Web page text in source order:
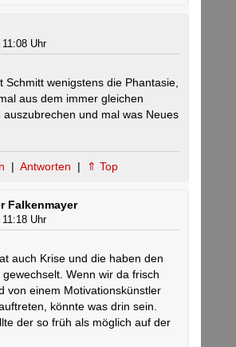
Uhr
Schmitt wenigstens die Phantasie,
aus dem immer gleichen
auszubrechen und mal was Neues
| Antworten | ⇑ Top
Falkenmayer
Uhr
auch Krise und die haben den
Wenn wir da frisch
von einem Motivationskünstler
könnte was drin sein.
der so früh als möglich auf der